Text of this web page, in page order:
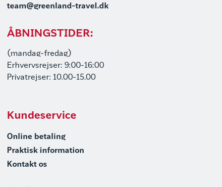
team@greenland-travel.dk
ÅBNINGSTIDER:
(mandag-fredag)
Erhvervsrejser: 9:00-16:00
Privatrejser: 10.00-15.00
Kundeservice
Online betaling
Praktisk information
Kontakt os